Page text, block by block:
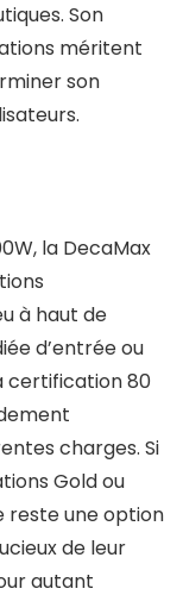
Son
méritent
son
la DecaMax
à haut de
d’entrée ou
certification 80
charges. Si
Gold ou
reste une option
de leur
autant